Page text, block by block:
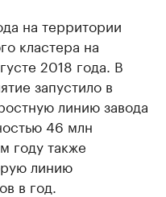
на территории
кластера на
2018 года. В
запустило в
линию завода
46 млн
году также
линию
в год.